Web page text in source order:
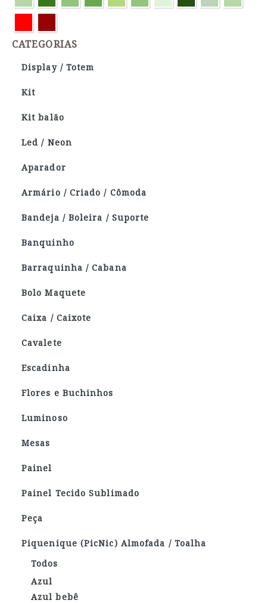
CATEGORIAS
Display / Totem
Kit
Kit balão
Led / Neon
Aparador
Armário / Criado / Cômoda
Bandeja / Boleira / Suporte
Banquinho
Barraquinha / Cabana
Bolo Maquete
Caixa / Caixote
Cavalete
Escadinha
Flores e Buchinhos
Luminoso
Mesas
Painel
Painel Tecido Sublimado
Peça
Piquenique (PicNic) Almofada / Toalha
Todos
Azul
Azul bebê